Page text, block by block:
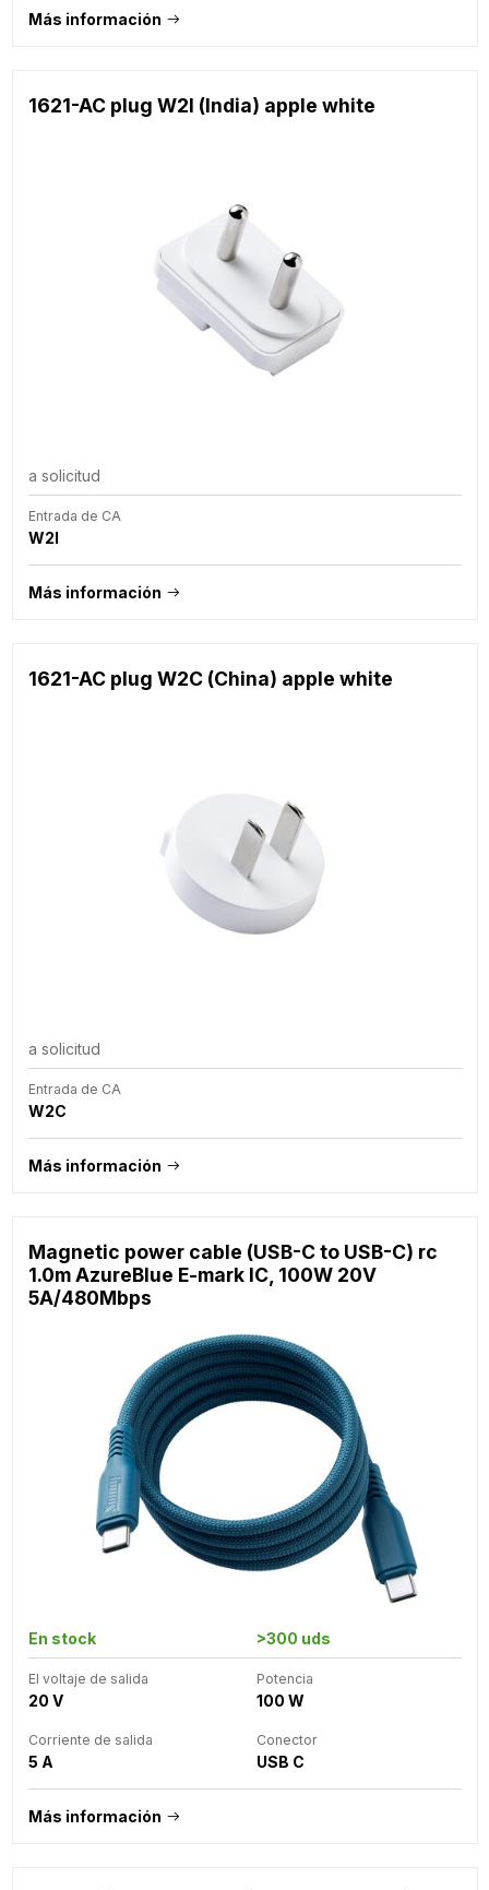
Más información
1621-AC plug W2I (India) apple white
a solicitud
Entrada de CA
W2I
Más información
1621-AC plug W2C (China) apple white
a solicitud
Entrada de CA
W2C
Más información
Magnetic power cable (USB-C to USB-C) rc
1.0m AzureBlue E-mark IC, 100W 20V
5A/480Mbps
En stock >300 uds
El voltaje de salida
20 V
Potencia
100 W
Corriente de salida
5 A
Conector
USB C
Más información